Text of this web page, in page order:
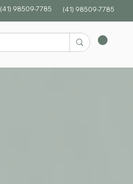
(41) 98509-7785 (41) 98509-7785